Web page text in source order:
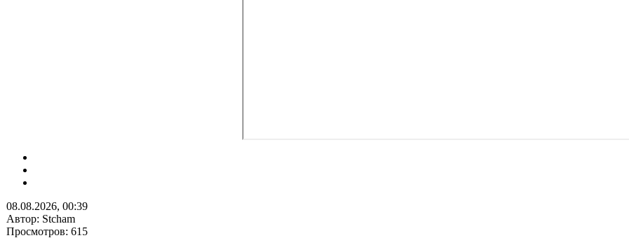
08.08.2026, 00:39
Автор: Stcham
Просмотров: 615